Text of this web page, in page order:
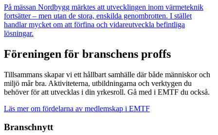
På mässan Nordbygg märktes att utvecklingen inom värmeteknik
fortsätter – men utan de stora, enskilda genombrotten. I stället
handlar mycket om att förfina och vidareutveckla befintliga
lösningar.
Föreningen för branschens proffs
Tillsammans skapar vi ett hållbart samhälle där både människor och
miljö mår bra. Aktiviteterna, utbildningarna och verktygen du
behöver för att utvecklas i din yrkesroll. Gå med i EMTF du också.
Läs mer om fördelarna av medlemskap i EMTF
Branschnytt